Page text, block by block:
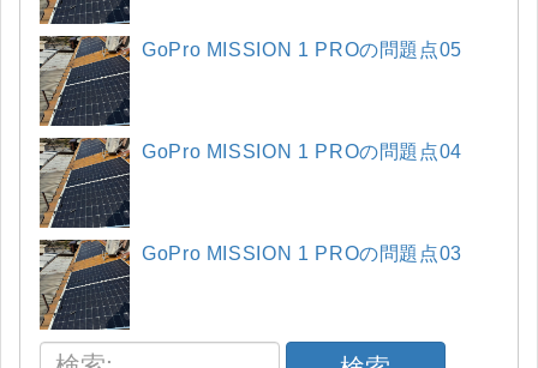
GoPro MISSION 1 PROの問題点05
GoPro MISSION 1 PROの問題点04
GoPro MISSION 1 PROの問題点03